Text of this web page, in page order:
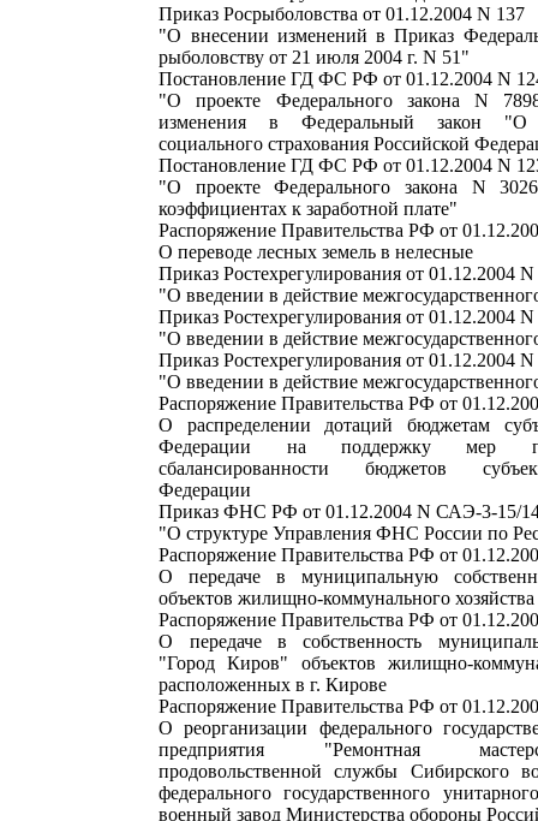
Приказ Росрыболовства от 01.12.2004 N 137
"О внесении изменений в Приказ
рыболовству от 21 июля 2004 г. N 51"
Постановление ГД ФС РФ от 01.12.2004 N
"О проекте Федерального закона N
изменения в Федеральный закон
социального страхования Российской
Постановление ГД ФС РФ от 01.12.2004 N
"О проекте Федерального закона N
коэффициентах к заработной плате"
Распоряжение Правительства РФ от
О переводе лесных земель в нелесные
Приказ Ростехрегулирования от 01.12.2004 N
"О введении в действие
Приказ Ростехрегулирования от 01.12.2004 N
"О введении в действие
Приказ Ростехрегулирования от 01.12.2004 N
"О введении в действие
Распоряжение Правительства РФ от
О распределении дотаций бюджетам
Федерации на поддержку мер
сбалансированности бюджетов
Федерации
Приказ ФНС РФ от 01.12.2004 N САЭ-3-15/
"О структуре Управления ФНС России по
Распоряжение Правительства РФ от
О передаче в муниципальную
объектов жилищно-коммунального хозяйства
Распоряжение Правительства РФ от
О передаче в собственность
"Город Киров" объектов жилищно-
расположенных в г. Кирове
Распоряжение Правительства РФ от
О реорганизации федерального
предприятия "Ремонтная
продовольственной службы Сибирского
федерального государственного
военный завод Министерства обороны